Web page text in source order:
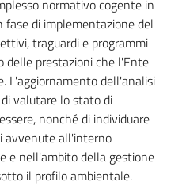
normativo cogente in
di implementazione del
traguardi e programmi
delle prestazioni che l'Ente
L'aggiornamento dell'analisi
valutare lo stato di
nonché di individuare
avvenute all'interno
e nell'ambito della gestione
il profilo ambientale.